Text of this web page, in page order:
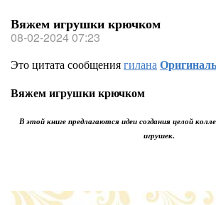
Вяжем игрушки крючком
08-02-2024 07:23
Это цитата сообщениягилана
Вяжем игрушки крючком
В этой книге предлагаются идеи создания целой
игрушек.